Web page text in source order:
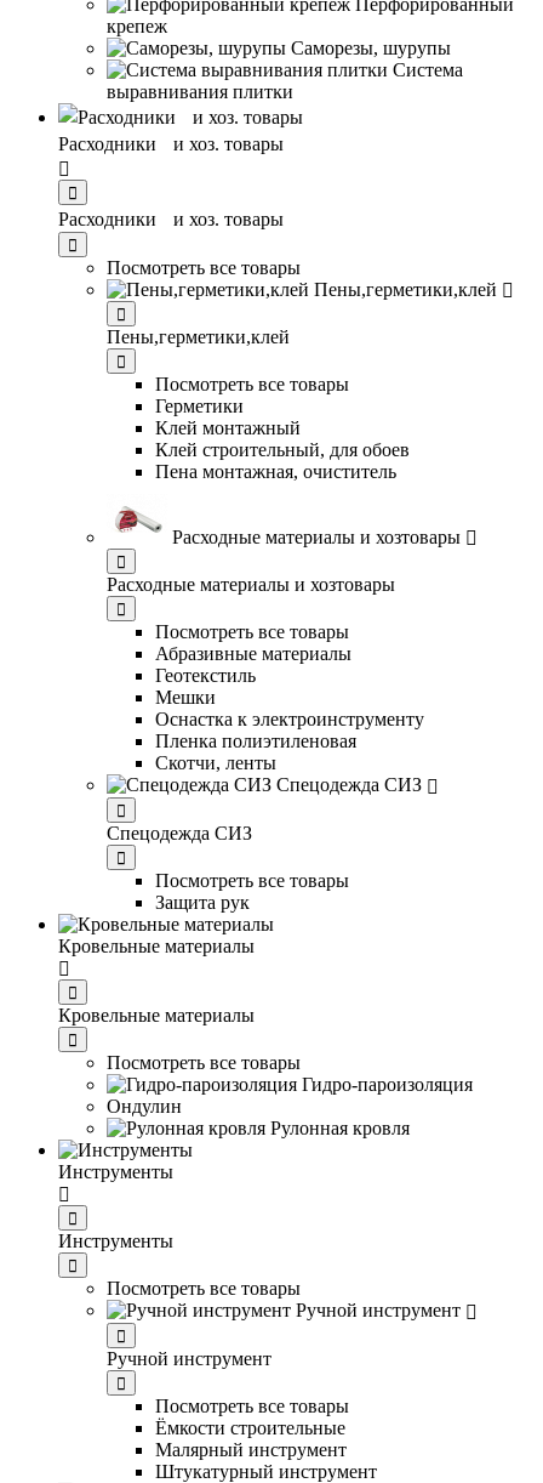
Перфорированный
крепеж
Саморезы, шурупы
Система
выравнивания плитĸи
Расходники и хоз. товары
Расходники и хоз. товары
Посмотреть все товары
Пены,герметики,клей
Пены,герметики,клей
Посмотреть все товары
Герметики
Клей монтажный
Клей строительный, для обоев
Пена монтажная, очиститель
Расходные материалы и хозтовары
Расходные материалы и хозтовары
Посмотреть все товары
Абразивные материалы
Геотекстиль
Мешки
Оснастка к электроинструменту
Пленка полиэтиленовая
Скотчи, ленты
Спецодежда СИЗ
Спецодежда СИЗ
Посмотреть все товары
Защита рук
Кровельные материалы
Кровельные материалы
Посмотреть все товары
Гидро-пароизоляция
Ондулин
Рулонная кровля
Инструменты
Инструменты
Посмотреть все товары
Ручной инструмент
Ручной инструмент
Посмотреть все товары
Ёмкости строительные
Малярный инструмент
Штукатурный инструмент